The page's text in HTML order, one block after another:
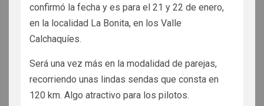
confirmó la fecha y es para el 21 y 22 de enero,
en la localidad La Bonita, en los Valle
Calchaquíes.
Será una vez más en la modalidad de parejas,
recorriendo unas lindas sendas que consta en
120 km. Algo atractivo para los pilotos.